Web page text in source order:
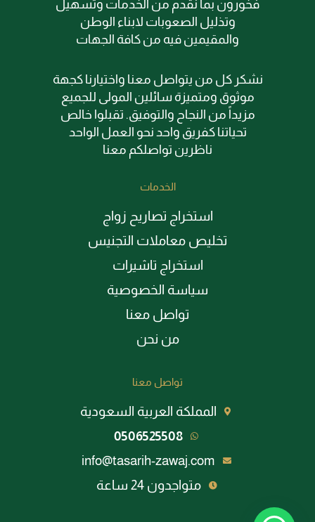
فخورون بما نقدم من الخدمات وتسهيل
وتذليل الصعوبات لابناء الوطن
والمقيمين فيه من كافة الجهات
نشكر كل من يتواصل معنا واختيارنا كجهة
موثوق ومتميزة سائلين المولى للجميع
مزيداً من النجاح والتوفيق. تقبلوا خالص
تحياتنا كفريق واحد نحو العمل الواحد
ناظرين تواصلكم معنا
الخدمات
استخراج تصاريح زواج
تخليص معاملات التجنيس
استخراج تاشيرات
سياسة الخصوصية
تواصل معنا
من نحن
تواصل معنا
المملكة العربية السعودية
0506525508
info@tasarih-zawaj.com
متواجدون 24 ساعة